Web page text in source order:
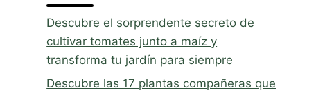
Descubre el sorprendente secreto de
cultivar tomates junto a maíz y
transforma tu jardín para siempre
Descubre las 17 plantas compañeras que